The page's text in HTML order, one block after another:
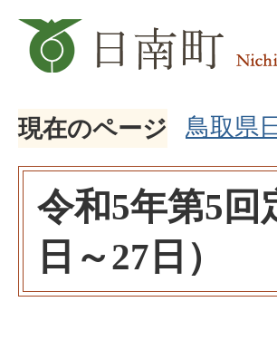
現在のページ 鳥取県
令和5年第5回
日～27日）